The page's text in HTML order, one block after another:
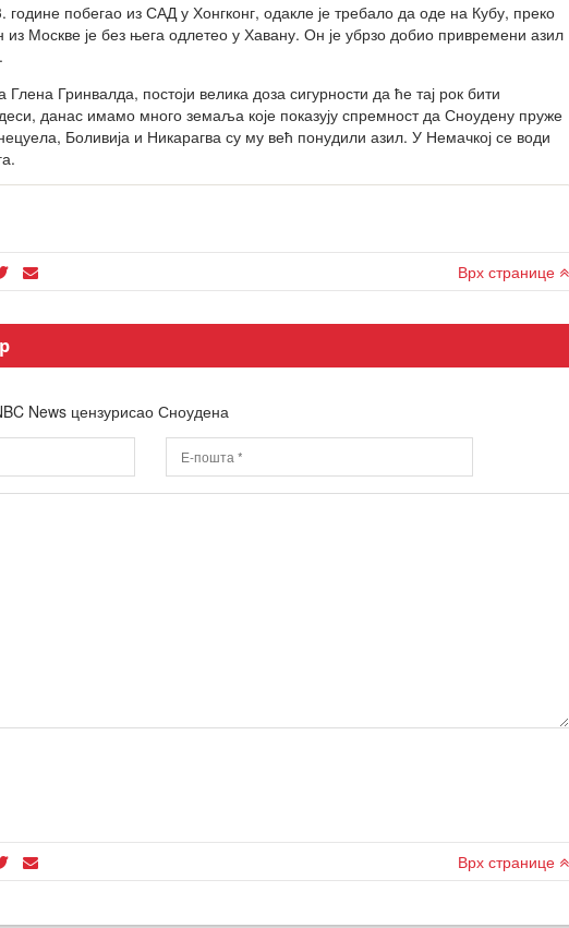
године побегао из САД у Хонгконг, одакле је требало да оде на Кубу, преко
Москве је без њега одлетео у Хавану. Он је убрзо добио привремени азил
Гринвалда, постоји велика доза сигурности да ће тај рок бити
данас имамо много земаља које показују спремност да Сноудену пруже
Боливија и Никарагва су му већ понудили азил. У Немачкој се води
Врх странице
News цензурисао Сноудена
Врх странице